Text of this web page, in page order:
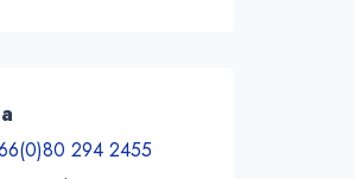
294 2455